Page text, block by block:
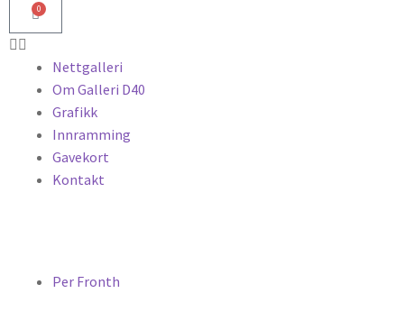
0
Nettgalleri
Om Galleri D40
Grafikk
Innramming
Gavekort
Kontakt
Per Fronth